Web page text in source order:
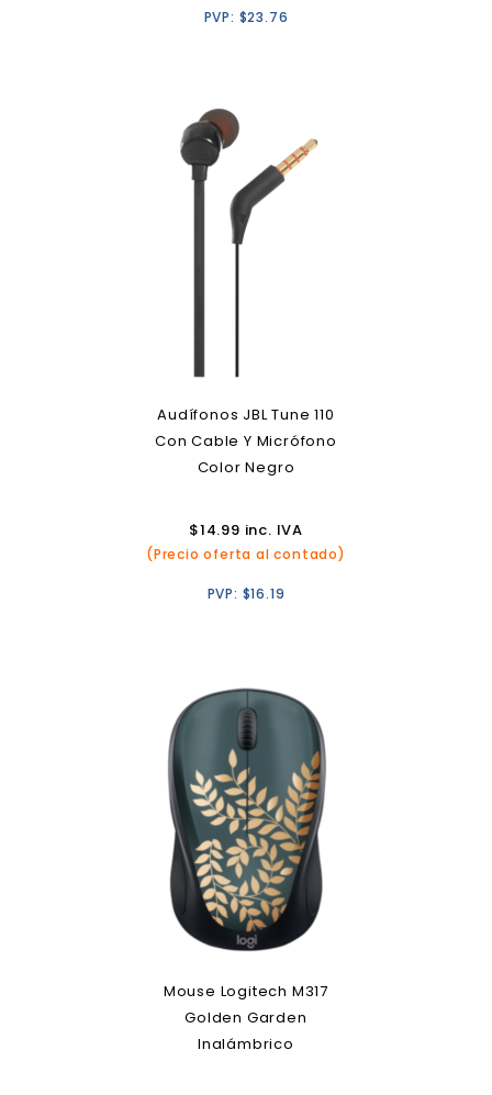
PVP: $23.76
Audífonos JBL Tune 110
Con Cable Y Micrófono
Color Negro
$14.99 inc. IVA
(Precio oferta al contado)
PVP: $16.19
Mouse Logitech M317
Golden Garden
Inalámbrico